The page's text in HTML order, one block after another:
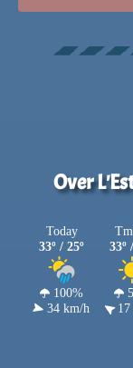
Over
Today
33º / 25º
100%
34 km/h
33º